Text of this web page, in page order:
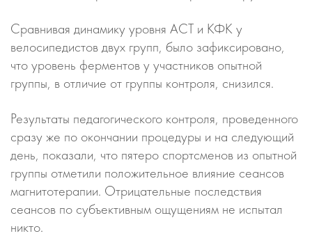
Сравнивая динамику уровня АСТ и КФК у
велосипедистов двух групп, было зафиксировано,
что уровень ферментов у участников опытной
группы, в отличие от группы контроля, снизился.
Результаты педагогического контроля, проведенного
сразу же по окончании процедуры и на следующий
день, показали, что пятеро спортсменов из опытной
группы отметили положительное влияние сеансов
магнитотерапии. Отрицательные последствия
сеансов по субъективным ощущениям не испытал
никто.